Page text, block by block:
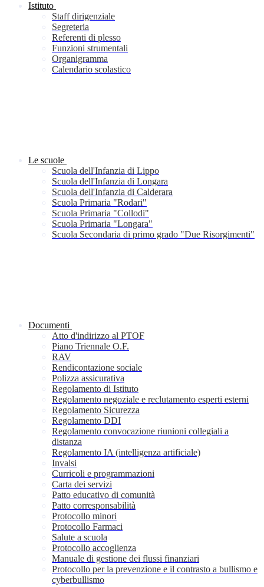
Istituto
Staff dirigenziale
Segreteria
Referenti di plesso
Funzioni strumentali
Organigramma
Calendario scolastico
Le scuole
Scuola dell'Infanzia di Lippo
Scuola dell'Infanzia di Longara
Scuola dell'Infanzia di Calderara
Scuola Primaria "Rodari"
Scuola Primaria "Collodi"
Scuola Primaria "Longara"
Scuola Secondaria di primo grado "Due Risorgimenti"
Documenti
Atto d'indirizzo al PTOF
Piano Triennale O.F.
RAV
Rendicontazione sociale
Polizza assicurativa
Regolamento di Istituto
Regolamento negoziale e reclutamento esperti esterni
Regolamento Sicurezza
Regolamento DDI
Regolamento convocazione riunioni collegiali a
distanza
Regolamento IA (intelligenza artificiale)
Invalsi
Curricoli e programmazioni
Carta dei servizi
Patto educativo di comunità
Patto corresponsabilità
Protocollo minori
Protocollo Farmaci
Salute a scuola
Protocollo accoglienza
Manuale di gestione dei flussi finanziari
Protocollo per la prevenzione e il contrasto a bullismo e
cyberbullismo